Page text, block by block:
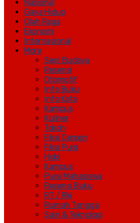
Nasional
Gaya Hidup
Olah Raga
Ekonomi
Internasional
More
Seni Budaya
Resensi
Otomotif
Info Buku
Info Kota
Kampus
Kuliner
Tokoh
Fiksi Cerpen
Fiksi Puisi
Hobi
Kampus
Puisi Mahasiswa
Resensi Buku
RT / RW
Rumah Tangga
Sain & Teknologi